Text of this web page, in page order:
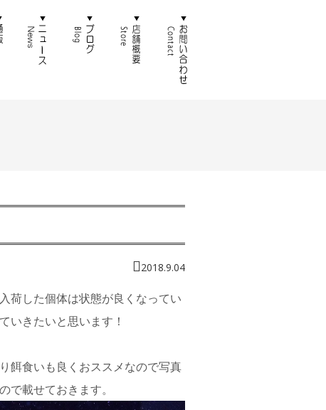
2018.9.04
荷した個体は状態が良くなってい
いきたいと思います！
餌食いも良くおススメなので写真
で載せておきます。